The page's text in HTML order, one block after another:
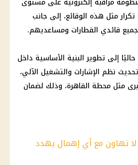
تكرار مثل هذه الوقائع، إلى جانب
لجميع قائدي القطارات ومساعديهم.
إلى تطوير البنية الأساسية داخل
نظم الإشارات والتشغيل الآلي،
مثل محطة القاهرة، وذلك لضمان
تهاون مع أي إهمال يهدد